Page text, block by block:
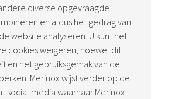
diverse opgevraagde
en aldus het gedrag van
website analyseren. U kunt het
cookies weigeren, hoewel dit
en het gebruiksgemak van de
Merinox wijst verder op de
social media waarnaar Merinox